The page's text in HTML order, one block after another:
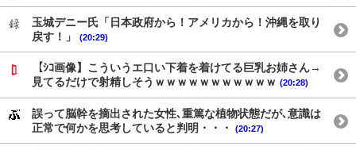
玉城デニー氏「日本政府から！アメリカから！沖縄を取り
戻す！」
(20:29)
【ｼｺ画像】こういうエ口い下着を着けてる巨乳お姉さん→
見てるだけで射精しそうｗｗｗｗｗｗｗｗｗｗｗ (20:28)
誤って脳幹を摘出された女性､重篤な植物状態だが､意識は
正常で何かを思考していると判明・・・
(20:27)